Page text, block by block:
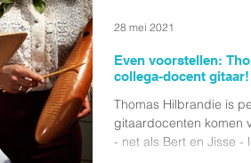
Even voorstellen:
collega-docent gitaar!
Thomas Hilbrandie is
gitaardocenten komen
- net als Bert en Jisse -
28 mei 2021